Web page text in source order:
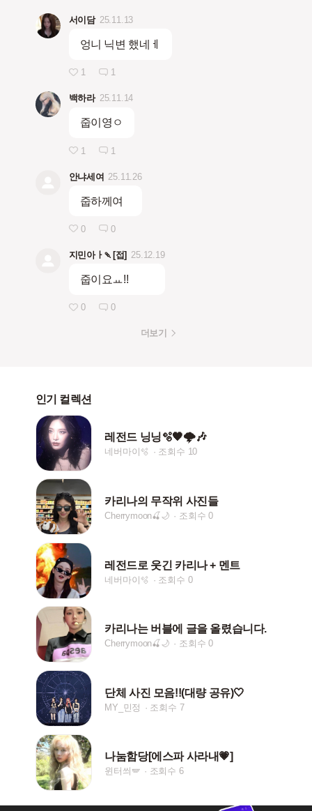
서이담 25.11.13
엉니 닉변 했네ㅔ
1 1
백하라 25.11.14
줍이영ㅇ
1 1
안냐세여 25.11.26
줍하께여
0 0
지민아ㅏ🍡[접] 25.12.19
줍이요ㅛ!!
0 0
더보기
인기 컬렉션
레전드 닝닝🫧🖤🌩️🎶
네버마이🫧 조회수 10
카리나의 무작위 사진들
Cherrymoon🍒🌙 조회수 0
레전드로 웃긴 카리나 + 멘트
네버마이🫧 조회수 0
카리나는 버블에 글을 올렸습니다.
Cherrymoon🍒🌙 조회수 0
단체 사진 모음!!(대량 공유)🤍
MY_민정 조회수 7
나눔함당[에스파 사라내💗]
윈터씌🪽 조회수 6